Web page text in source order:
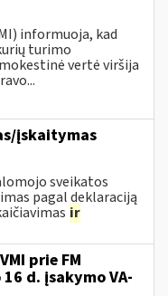
informuoja, kad
turimo
vertė viršija
įskaitymas
sveikatos
pagal deklaraciją
ir
prie FM
d. įsakymo VA-